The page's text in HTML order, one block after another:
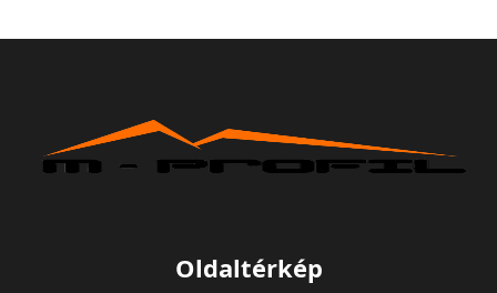
Oldaltérkép